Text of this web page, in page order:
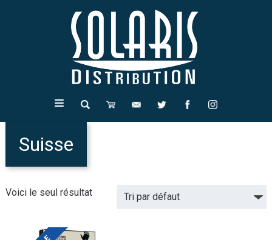
Suisse
Voici le seul résultat